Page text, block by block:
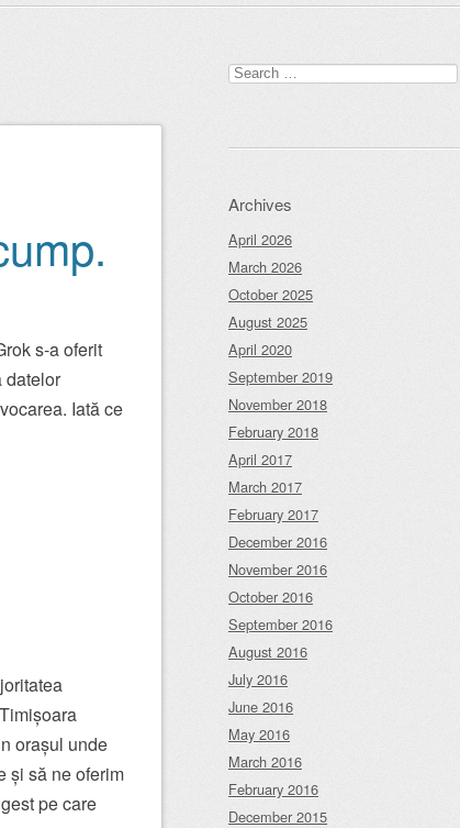
s-a oferit
datelor
Iată ce
orașul unde
și să ne oferim
pe care
Search
for:
Archives
April 2026
March 2026
October 2025
August 2025
April 2020
September 2019
November 2018
February 2018
April 2017
March 2017
February 2017
December 2016
November 2016
October 2016
September 2016
August 2016
July 2016
June 2016
May 2016
March 2016
February 2016
December 2015